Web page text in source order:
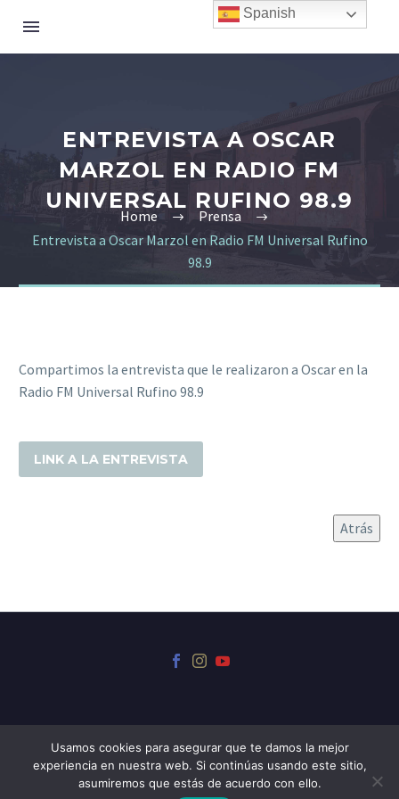
ENTREVISTA A OSCAR
MARZOL EN RADIO FM
UNIVERSAL RUFINO 98.9
Home
Prensa
Entrevista a Oscar Marzol en Radio FM Universal Rufino
98.9
Compartimos la entrevista que le realizaron a Oscar en la
Radio FM Universal Rufino 98.9
LINK A LA ENTREVISTA
© 2024 Museo Iriarte
Sitio desarrollado porWeb Soluciones
Spanish
Usamos cookies para asegurar que te damos la mejor
experiencia en nuestra web. Si continúas usando este sitio,
asumiremos que estás de acuerdo con ello.